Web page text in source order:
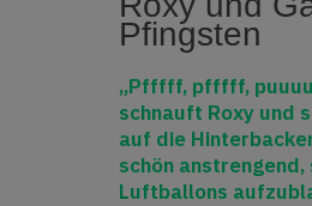
Pfingsten
„Pfffff, pfffff,
schnauft Roxy und
auf die
schön anstrengend,
Luftballons